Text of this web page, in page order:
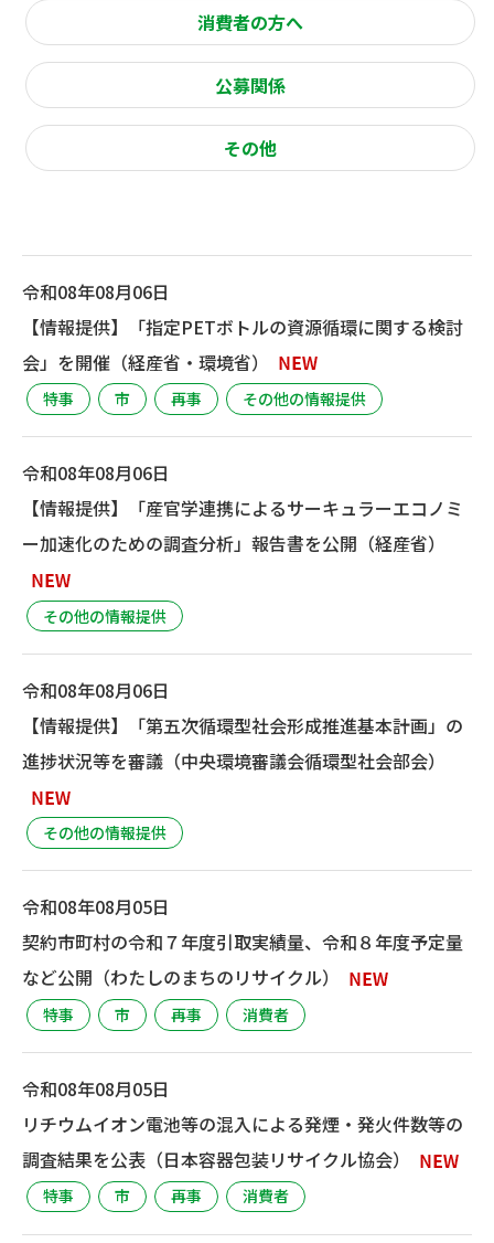
消費者の方へ
公募関係
その他
令和08年08月06日
【情報提供】「指定PETボトルの資源循環に関する検討
会」を開催（経産省・環境省）
特事 市 再事 その他の情報提供
令和08年08月06日
【情報提供】「産官学連携によるサーキュラーエコノミ
ー加速化のための調査分析」報告書を公開（経産省）
その他の情報提供
令和08年08月06日
【情報提供】「第五次循環型社会形成推進基本計画」の
進捗状況等を審議（中央環境審議会循環型社会部会）
その他の情報提供
令和08年08月05日
契約市町村の令和７年度引取実績量、令和８年度予定量
など公開（わたしのまちのリサイクル）
特事 市 再事 消費者
令和08年08月05日
リチウムイオン電池等の混入による発煙・発火件数等の
調査結果を公表（日本容器包装リサイクル協会）
特事 市 再事 消費者